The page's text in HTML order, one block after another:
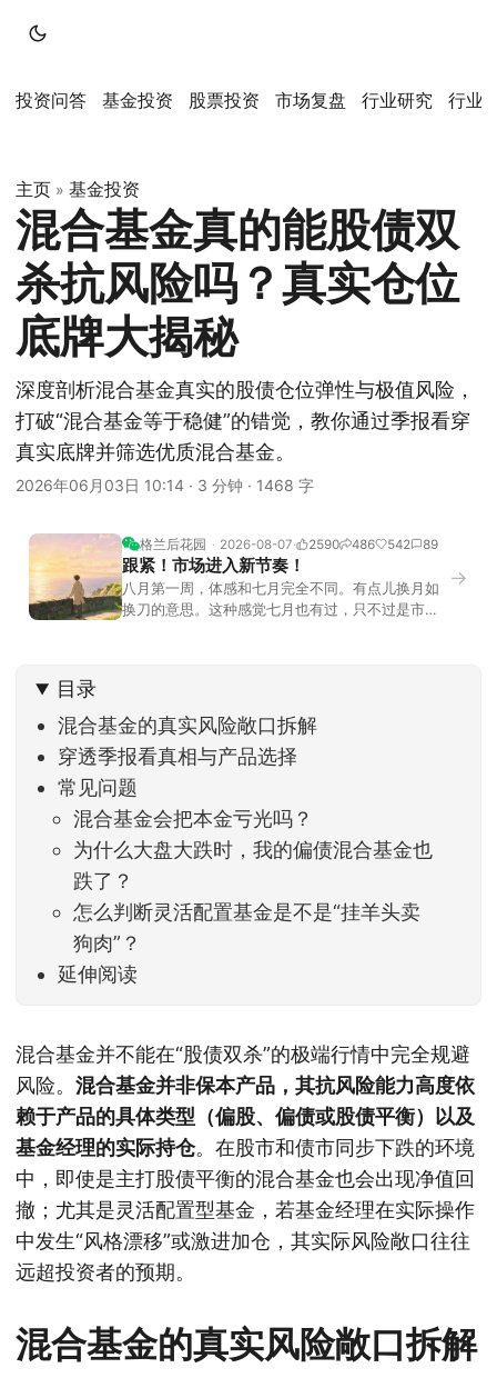
投资问答 基金投资 股票投资 市场复盘 行业研究 行业
主页 » 基金投资
混合基金真的能股债双
杀抗风险吗？真实仓位
底牌大揭秘
深度剖析混合基金真实的股债仓位弹性与极值风险，
打破“混合基金等于稳健”的错觉，教你通过季报看穿
真实底牌并筛选优质混合基金。
2026年06月03日 10:14 · 3 分钟 · 1468 字
格兰后花园 2026-08-07 2590 486 542 89
跟紧！市场进入新节奏！
八月第一周，体感和七月完全不同。有点儿换月如
换刀的意思。这种感觉七月也有过，只不过是市场
家感受到了春天般的暖风。指数涨了百点，交易额
回暖到2
→
目录
混合基金的真实风险敞口拆解
穿透季报看真相与产品选择
常见问题
混合基金会把本金亏光吗？
为什么大盘大跌时，我的偏债混合基金也
跌了？
怎么判断灵活配置基金是不是“挂羊头卖
狗肉”？
延伸阅读
混合基金并不能在“股债双杀”的极端行情中完全规避
风险。 混合基金并非保本产品，其抗风险能力高度依
赖于产品的具体类型（偏股、偏债或股债平衡）以及
基金经理的实际持仓。在股市和债市同步下跌的环境
中，即使是主打股债平衡的混合基金也会出现净值回
撤；尤其是灵活配置型基金，若基金经理在实际操作
中发生“风格漂移”或激进加仓，其实际风险敞口往往
远超投资者的预期。
混合基金的真实风险敞口拆解